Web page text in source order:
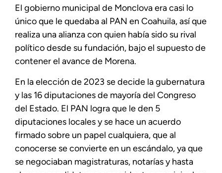
El gobierno municipal de Monclova era casi lo
único que le quedaba al PAN en Coahuila, así que
realiza una alianza con quien había sido su rival
político desde su fundación, bajo el supuesto de
contener el avance de Morena.
En la elección de 2023 se decide la gubernatura
y las 16 diputaciones de mayoría del Congreso
del Estado. El PAN logra que le den 5
diputaciones locales y se hace un acuerdo
firmado sobre un papel cualquiera, que al
conocerse se convierte en un escándalo, ya que
se negociaban magistraturas, notarías y hasta